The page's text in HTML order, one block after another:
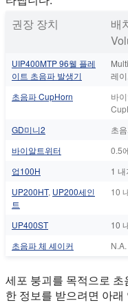
권장 장치
배
UIP400MTP 96웰 플레
이트 초음파 발생기
레
초음파 CupHorn
바
GD미니2 초
바이알트위터
0.5
업100H
1 내
UP200HT, UP200세인
트
10
UP400ST 10
초음파 체 셰이커
세포 붕괴를 목적으로
한 정보를 받으려면 아